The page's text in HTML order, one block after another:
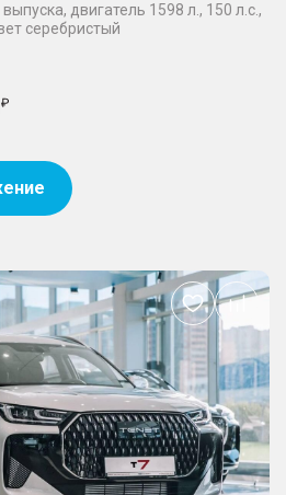
двигатель 1598 л., 150 л.с.,
серебристый
Добавить
в
избранное